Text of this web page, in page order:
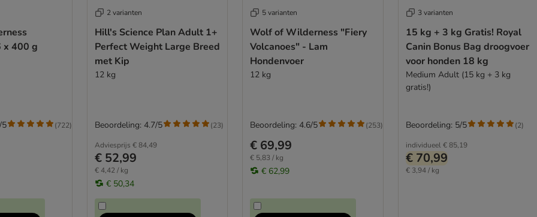
x 400 g
5 (722)
2 varianten
Hill's Science Plan Adult 1+
Perfect Weight Large Breed
met Kip
12 kg
Adviesprijs € 84,49
€ 52,99
€ 4,42 / kg
€ 50,34
Beoordeling: 4.7/5 (23)
5 varianten
Wolf of Wilderness "Fiery
Volcanoes" - Lam
Hondenvoer
12 kg
€ 69,99
€ 5,83 / kg
€ 62,99
Beoordeling: 4.6/5 (253)
3 varianten
15 kg + 3 kg Gratis! Royal
Canin Bonus Bag droogvoer
voor honden 18 kg
Medium Adult (15 kg + 3 kg
gratis!)
individueel € 85,19
€ 70,99
€ 3,94 / kg
Beoordeling: 5/5 (2)